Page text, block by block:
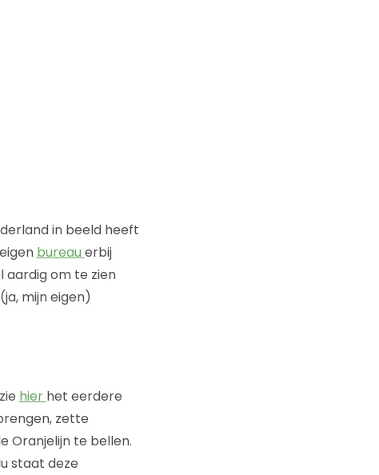
in beeld heeft
bureau erbij
aardig om te zien
mijn eigen)
hier het eerdere
zette
Oranjelijn te bellen.
staat deze